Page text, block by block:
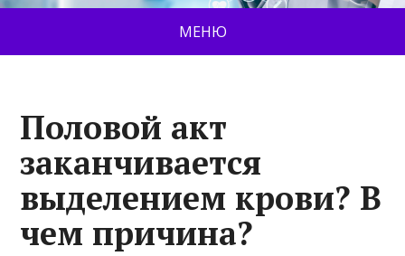
МЕНЮ
Половой акт
заканчивается
выделением крови? В
чем причина?